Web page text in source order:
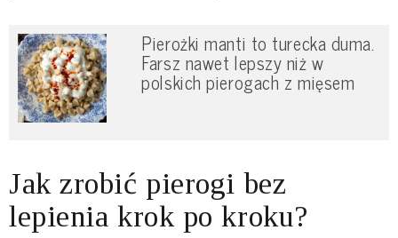
Pierożki manti to turecka duma.
Farsz nawet lepszy niż w
polskich pierogach z mięsem
Jak zrobić pierogi bez
lepienia krok po kroku?